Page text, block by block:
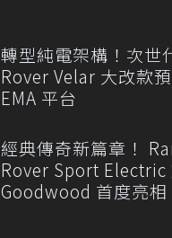
轉型純電架構！次世
Rover Velar 大改款
EMA 平台
經典傳奇新篇章！
Rover Sport Electric
Goodwood 首度亮相